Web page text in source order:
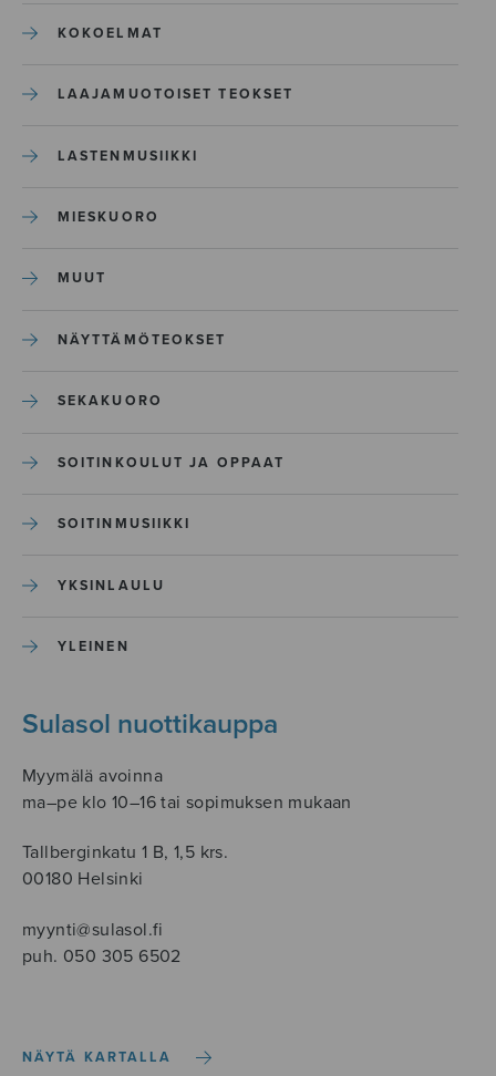
KOKOELMAT
LAAJAMUOTOISET TEOKSET
LASTENMUSIIKKI
MIESKUORO
MUUT
NÄYTTÄMÖTEOKSET
SEKAKUORO
SOITINKOULUT JA OPPAAT
SOITINMUSIIKKI
YKSINLAULU
YLEINEN
Sulasol nuottikauppa
Myymälä avoinna
ma–pe klo 10–16 tai sopimuksen mukaan
Tallberginkatu 1 B, 1,5 krs.
00180 Helsinki
myynti@sulasol.fi
puh. 050 305 6502
NÄYTÄ KARTALLA